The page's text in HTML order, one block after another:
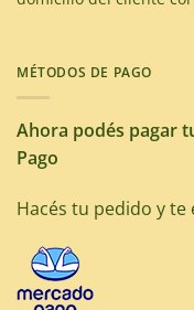
MÉTODOS DE PAGO
Ahora podés pagar
Pago
Hacés tu pedido y te